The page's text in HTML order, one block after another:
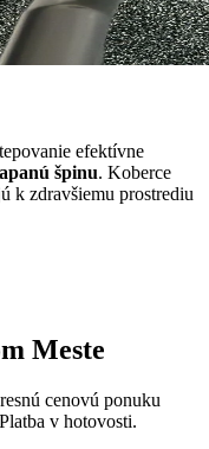
efektívne
špinu. Koberce
k zdravšiemu prostrediu
Meste
cenovú ponuku
v hotovosti.